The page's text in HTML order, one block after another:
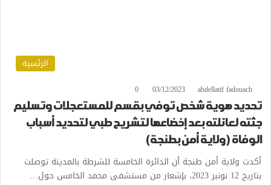
الرئسية
abdellatif fadouach
03/12/2023
0
تحديد هوية شخص توفي بقسم للمستعجلات وتسليم
جثته لعائلته بعد إخضاعها لتشريح طبي لتحديد أسباب
الوفاة ( ولاية أمن بطنجة)
أكدت ولاية أمن طنجة أن الدائرة الخامسة للشرطة بالمدينة توصلت
بتاريخ 12 نونبر 2023، بإشعار من مستشفى محمد الخامس حول…